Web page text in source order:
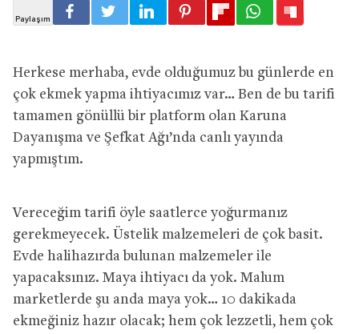
Herkese merhaba, evde olduğumuz bu günlerde en
çok ekmek yapma ihtiyacımız var… Ben de bu tarifi
tamamen gönüllü bir platform olan Karuna
Dayanışma ve Şefkat Ağı’nda canlı yayında
yapmıştım.
Vereceğim tarifi öyle saatlerce yoğurmanız
gerekmeyecek. Üstelik malzemeleri de çok basit.
Evde halihazırda bulunan malzemeler ile
yapacaksınız. Maya ihtiyacı da yok. Malum
marketlerde şu anda maya yok… 10 dakikada
ekmeğiniz hazır olacak; hem çok lezzetli, hem çok